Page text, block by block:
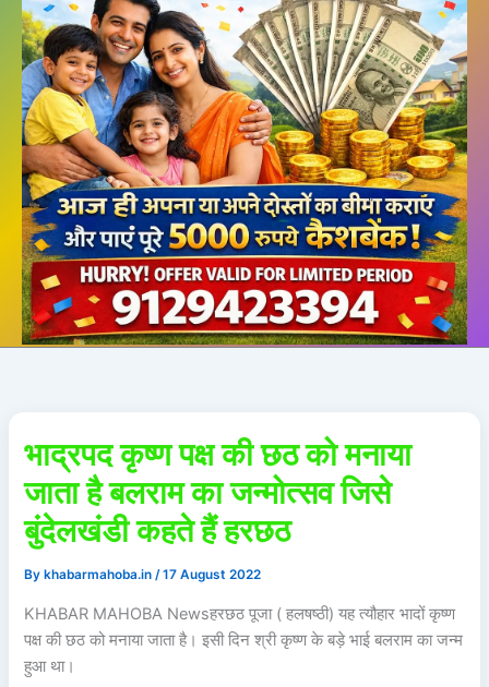
भाद्रपद कृष्ण पक्ष की छठ को मनाया
जाता है बलराम का जन्मोत्सव जिसे
बुंदेलखंडी कहते हैं हरछठ
By khabarmahoba.in/17 August 2022
KHABAR MAHOBA Newsहरछठ पूजा ( हलषष्ठी) यह त्यौहार भादों कृष्ण
पक्ष की छठ को मनाया जाता है। इसी दिन श्री कृष्ण के बड़े भाई बलराम का जन्म
हुआ था।